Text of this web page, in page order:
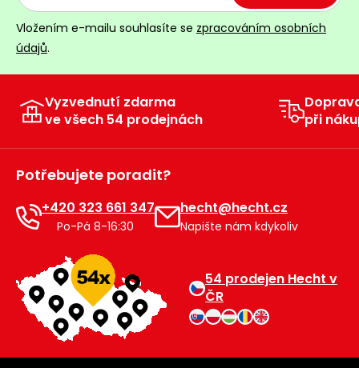
Vložením e-mailu souhlasíte se zpracováním osobních
údajů.
Vyzvednutí zdarma
ve všech 54 prodejnách
při
Potřebujete poradit?
+420 323 661 347
Po-Pá 8-16:30
hecht@hecht.cz
Napište nám kdykoliv
54 prodejen Hecht v
ČR